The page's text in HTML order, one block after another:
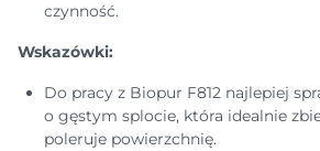
czynność.
Wskazówki:
Do pracy z Biopur F812 najlepiej
o gęstym splocie, która idealnie
poleruje powierzchnię.